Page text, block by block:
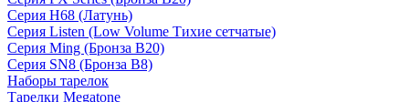
Серия H68 (Латунь)
Серия Listen (Low Volume Тихие сетчатые)
Серия Ming (Бронза B20)
Серия SN8 (Бронза B8)
Наборы тарелок
Тарелки Megatone